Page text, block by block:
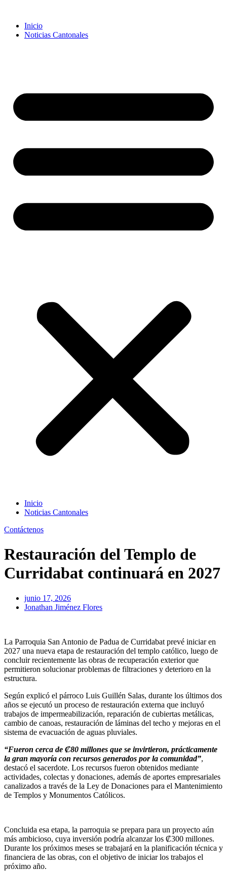
Inicio
Noticias Cantonales
Inicio
Noticias Cantonales
Contáctenos
Restauración del Templo de
Curridabat continuará en 2027
junio 17, 2026
Jonathan Jiménez Flores
La Parroquia San Antonio de Padua de Curridabat prevé iniciar en
2027 una nueva etapa de restauración del templo católico, luego de
concluir recientemente las obras de recuperación exterior que
permitieron solucionar problemas de filtraciones y deterioro en la
estructura.
Según explicó el párroco Luis Guillén Salas, durante los últimos dos
años se ejecutó un proceso de restauración externa que incluyó
trabajos de impermeabilización, reparación de cubiertas metálicas,
cambio de canoas, restauración de láminas del techo y mejoras en el
sistema de evacuación de aguas pluviales.
“Fueron cerca de ₡80 millones que se invirtieron, prácticamente
la gran mayoría con recursos generados por la comunidad”,
destacó el sacerdote. Los recursos fueron obtenidos mediante
actividades, colectas y donaciones, además de aportes empresariales
canalizados a través de la Ley de Donaciones para el Mantenimiento
de Templos y Monumentos Católicos.
Concluida esa etapa, la parroquia se prepara para un proyecto aún
más ambicioso, cuya inversión podría alcanzar los ₡300 millones.
Durante los próximos meses se trabajará en la planificación técnica y
financiera de las obras, con el objetivo de iniciar los trabajos el
próximo año.